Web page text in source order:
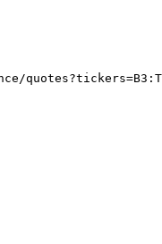
quotes?tickers=